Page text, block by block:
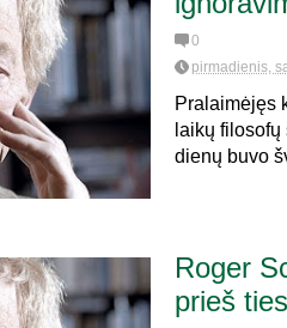
0
pirmadienis,
Pralaimėjęs
laikų
dienų buvo
Roger
prieš